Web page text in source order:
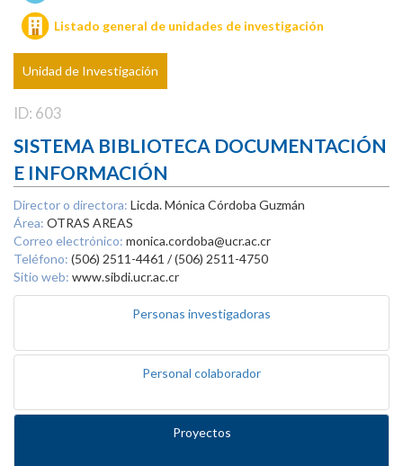
Listado general de unidades de investigación
Unidad de Investigación
ID: 603
SISTEMA BIBLIOTECA DOCUMENTACIÓN
E INFORMACIÓN
Director o directora: Licda. Mónica Córdoba Guzmán
Área: OTRAS AREAS
Correo electrónico: monica.cordoba@ucr.ac.cr
Teléfono: (506) 2511-4461 / (506) 2511-4750
Sitio web: www.sibdi.ucr.ac.cr
Personas investigadoras
Personal colaborador
Proyectos